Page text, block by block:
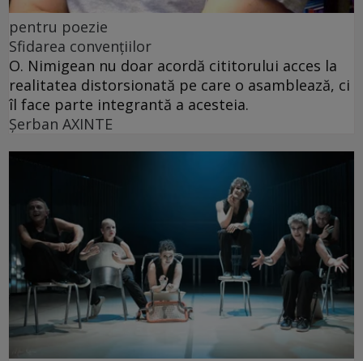
pentru poezie
Sfidarea convențiilor
O. Nimigean nu doar acordă cititorului acces la
realitatea distorsionată pe care o asamblează, ci
îl face parte integrantă a acesteia.
Şerban AXINTE